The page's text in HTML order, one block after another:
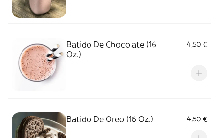
Batido De Chocolate (16
Oz.)
4,50 €
Batido De Oreo (16 Oz.) 4,50 €